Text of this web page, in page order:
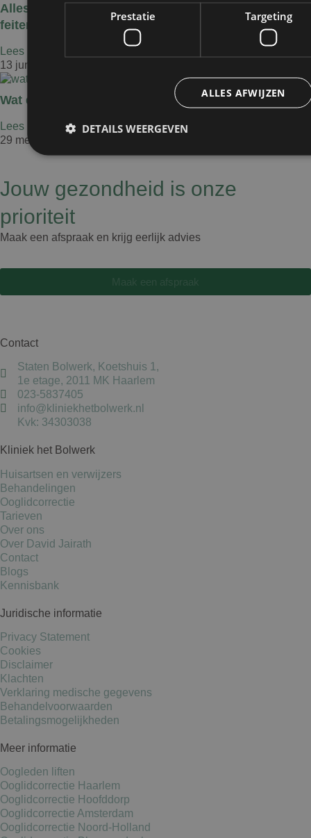
Alles wat je moet weten over een ooglidcorrectie:
feiten en fabels ontkracht
Lees het blogbericht »
13 juni 2024
Wat doet een plastisch chirurg?
Lees het blogbericht »
29 mei 2024
Jouw gezondheid is onze
prioriteit
Maak een afspraak en krijg eerlijk advies
Contact
Staten Bolwerk, Koetshuis 1,
1e etage, 2011 MK Haarlem
023-5837405
info@kliniekhetbolwerk.nl
Kvk: 34303038
Kliniek het Bolwerk
Huisartsen en verwijzers
Behandelingen
Ooglidcorrectie
Tarieven
Over ons
Over David Jairath
Contact
Blogs
Kennisbank
Juridische informatie
Privacy Statement
Cookies
Disclaimer
Klachten
Verklaring medische gegevens
Behandelvoorwaarden
Betalingsmogelijkheden
Meer informatie
Oogleden liften
Ooglidcorrectie Haarlem
Ooglidcorrectie Hoofddorp
Ooglidcorrectie Amsterdam
Ooglidcorrectie Noord-Holland
Prestatie Targeting
ALLES AFWIJZEN
DETAILS WEERGEVEN
Prestatie
Prestatiecookies worden gebruikt om te zien hoe bezoekers de
Deze cookies kunnen niet worden gebruikt om een bepaalde
wp-
OnTheGoSystems
Sessie